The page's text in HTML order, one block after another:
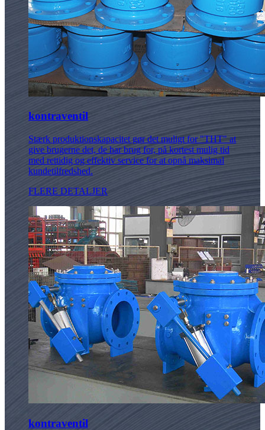
kontraventil
Stærk produktionskapacitet gør det muligt for "THT" at
give brugerne det, de har brug for, på kortest mulig tid
med rettidig og effektiv service for at opnå maksimal
kundetilfredshed.
FLERE DETALJER
kontraventil